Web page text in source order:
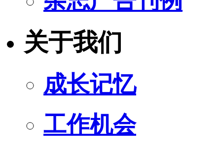
关于我们
成长记忆
工作机会